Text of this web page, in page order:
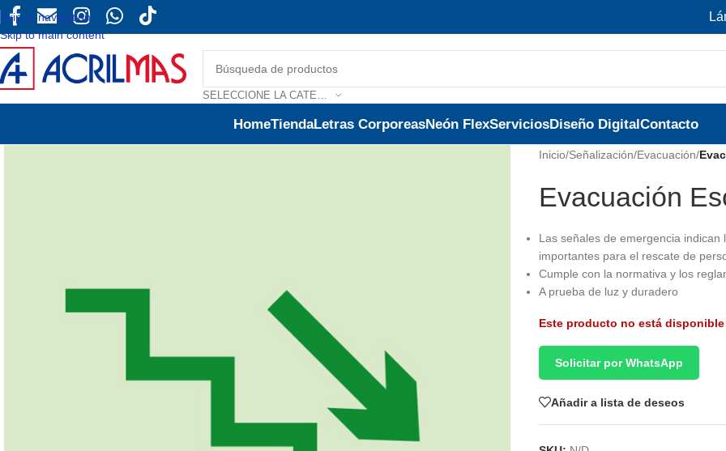
Skip to navigation
Skip to main content
HomeTiendaLetras CorporeasNeón FlexServiciosDiseño DigitalContacto
Inicio/Señalización/Evacuación/
Evacuación
Las señales de emergencia
importantes para el rescate de
Cumple con la normativa y los
A prueba de luz y duradero
Este producto no está
Solicitar por WhatsApp
Añadir a lista de deseos